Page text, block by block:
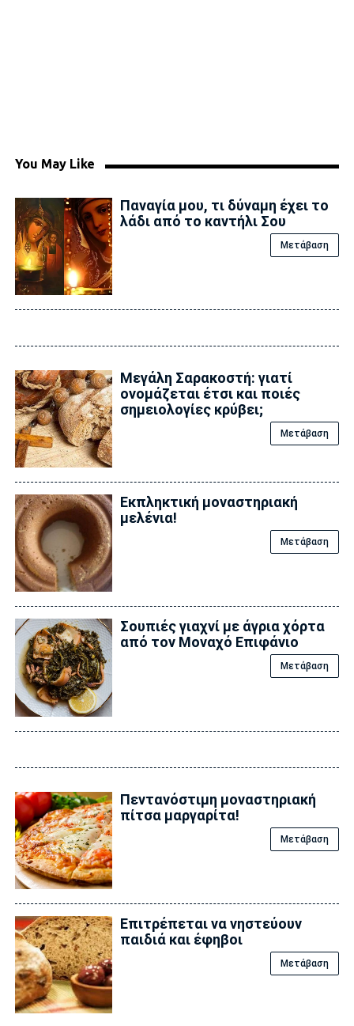
You May Like
Παναγία μου, τι δύναμη έχει το
λάδι από το καντήλι Σου
Μετάβαση
Μεγάλη Σαρακοστή: γιατί
ονομάζεται έτσι και ποιές
σημειολογίες κρύβει;
Μετάβαση
Εκπληκτική μοναστηριακή
μελένια!
Μετάβαση
Σουπιές γιαχνί με άγρια χόρτα
από τον Μοναχό Επιφάνιο
Μετάβαση
Πεντανόστιμη μοναστηριακή
πίτσα μαργαρίτα!
Μετάβαση
Επιτρέπεται να νηστεύουν
παιδιά και έφηβοι
Μετάβαση